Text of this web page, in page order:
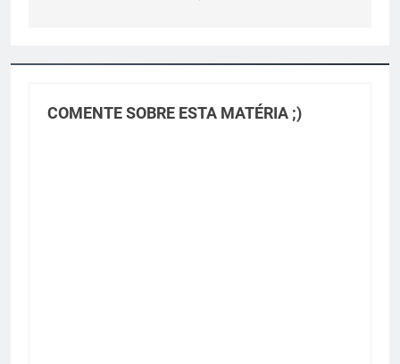
COMENTE SOBRE ESTA MATÉRIA ;)